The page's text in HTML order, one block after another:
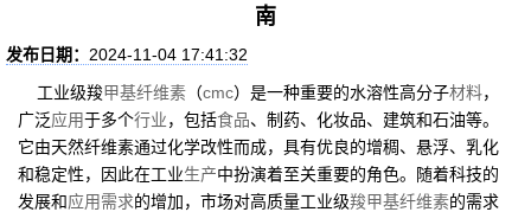
南
发布日期： 2024-11-04 17:41:32
工业级羧甲基纤维素 （cmc）是一种重要的水溶性高分子材料，
广泛应用于多个行业，包括食品、制药、化妆品、建筑和石油等。
它由天然纤维素通过化学改性而成，具有优良的增稠、悬浮、乳化
和稳定性，因此在工业生产中扮演着至关重要的角色。随着科技的
发展和应用需求的增加，市场对高质量工业级羧甲基纤维素的需求